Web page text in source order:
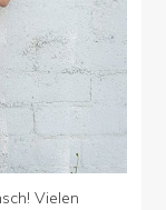
Vielen